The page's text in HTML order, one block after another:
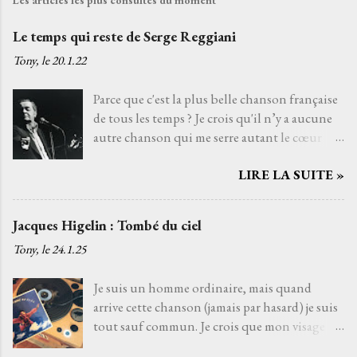
Le temps qui reste de Serge Reggiani
Tony, le20.1.22
Parce que c'est la plus belle chanson française
de tous les temps ? Je crois qu'il n’y a aucune
autre chanson qui me serre autant le cœur
un texte de Jean-Loup Dabadie et une très
interprète me rappelle celle d'un grand-père
choisie parce que choisir Serge Reggiani, c’est
choisir l'un des moyens le plus sûr pour éviter
les jets de pierres des pédants du monde de la
LIRE LA SUITE »
Jacques Higelin : Tombé du ciel
Tony, le24.1.25
Je suis un homme ordinaire, mais quand
arrive cette chanson (jamais par hasard) je suis
tout sauf commun. Je crois que mon visage